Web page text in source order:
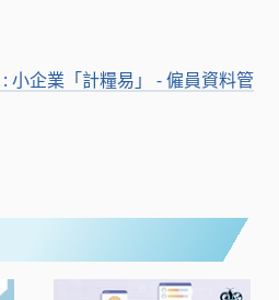
小企業「計糧易」 - 僱員資料管